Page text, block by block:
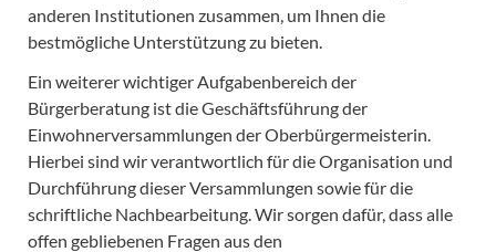
anderen Institutionen zusammen, um Ihnen die
bestmögliche Unterstützung zu bieten.
Ein weiterer wichtiger Aufgabenbereich der
Bürgerberatung ist die Geschäftsführung der
Einwohnerversammlungen der Oberbürgermeisterin.
Hierbei sind wir verantwortlich für die Organisation und
Durchführung dieser Versammlungen sowie für die
schriftliche Nachbearbeitung. Wir sorgen dafür, dass alle
offen gebliebenen Fragen aus den